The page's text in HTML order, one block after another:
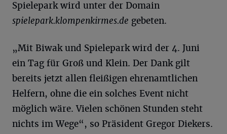
Spielepark wird unter der Domain
spielepark.klompenkirmes.de gebeten.
„Mit Biwak und Spielepark wird der 4. Juni
ein Tag für Groß und Klein. Der Dank gilt
bereits jetzt allen fleißigen ehrenamtlichen
Helfern, ohne die ein solches Event nicht
möglich wäre. Vielen schönen Stunden steht
nichts im Wege“, so Präsident Gregor Diekers.